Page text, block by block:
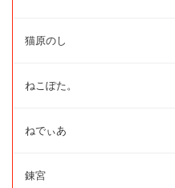
猫原のし
ねこぽた。
ねでぃあ
錬宮